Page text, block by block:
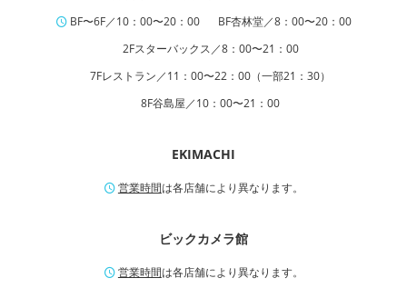
BF〜6F／10：00〜20：00
BF杏林堂／8：00〜20：00
2Fスターバックス／8：00〜21：00
7Fレストラン／11：00〜22：00（一部21：30）
8F谷島屋／10：00〜21：00
EKIMACHI
営業時間は各店舗により異なります。
ビックカメラ館
営業時間は各店舗により異なります。